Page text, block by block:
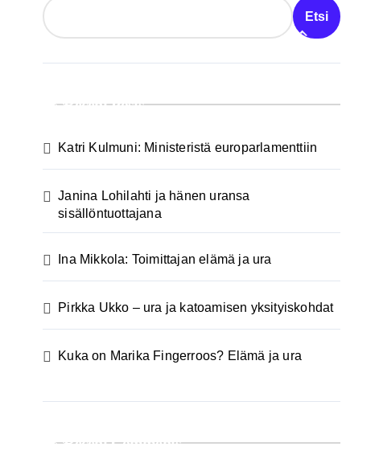
Etsi
Recent Posts
Katri Kulmuni: Ministeristä europarlamenttiin
Janina Lohilahti ja hänen uransa
sisällöntuottajana
Ina Mikkola: Toimittajan elämä ja ura
Pirkka Ukko – ura ja katoamisen yksityiskohdat
Kuka on Marika Fingerroos? Elämä ja ura
Recent Comments